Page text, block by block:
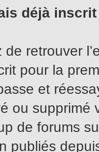
déjà
de retrouver
pour la
et
ou supprimé
de forums
publiés